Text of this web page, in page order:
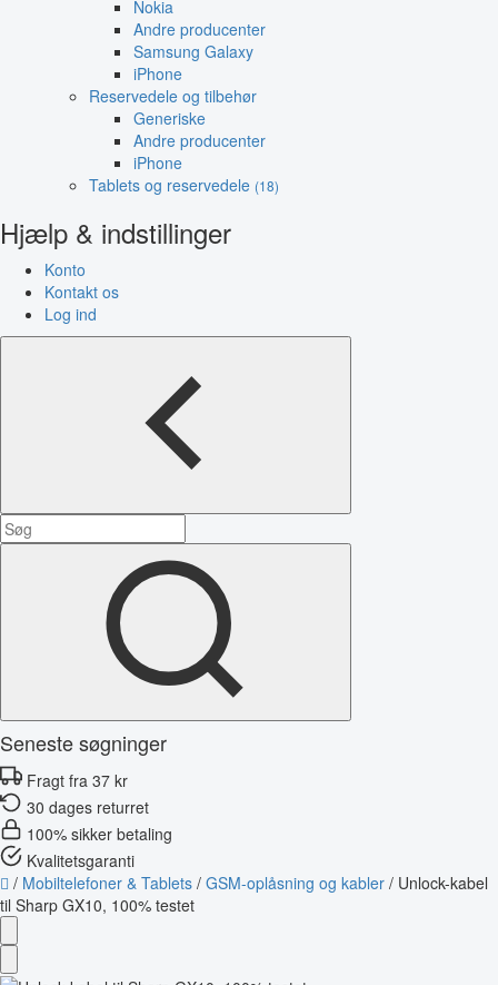
Nokia
Andre producenter
Samsung Galaxy
iPhone
Reservedele og tilbehør
Generiske
Andre producenter
iPhone
Tablets og reservedele (18)
Hjælp & indstillinger
Konto
Kontakt os
Log ind
Seneste søgninger
Fragt fra 37 kr
30 dages returret
100% sikker betaling
Kvalitetsgaranti
/ Mobiltelefoner & Tablets / GSM-oplåsning og kabler / Unlock-kabel
til Sharp GX10, 100% testet